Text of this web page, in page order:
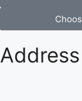
Address